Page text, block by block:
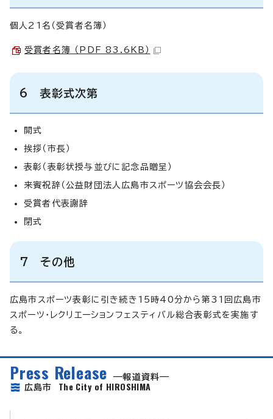
個人21名（受賞者名簿）
受賞者名簿 （PDF 83.6KB）
6 表彰式次第
開式
挨拶（市長）
表彰（表彰状授与並びに記念品贈呈）
来賓祝辞（公益財団法人広島市スポーツ協会会長）
受賞者代表謝辞
閉式
7 その他
広島市スポーツ表彰に引き続き15時40分から第31回広島市
スポーツ・レクリエーションフェスティバル総合表彰式を実施す
る。
Press Release
報道資料
広島市 The City of HIROSHIMA